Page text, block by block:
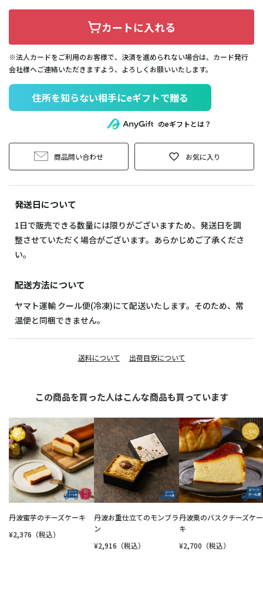
カートに入れる
※法人カードをご利用のお客様で、決済を進められない場合は、カード発行
会社様へご連絡いただきますよう、よろしくお願いいたします。
住所を知らない相手にeギフトで贈る
のeギフトとは？
商品問い合わせ お気に入り
発送日について
1日で販売できる数量には限りがございますため、発送日を調
整させていただく場合がございます。あらかじめご了承くださ
い。
配送方法について
ヤマト運輸 クール便(冷凍)にて配送いたします。そのため、常
温便と同梱できません。
送料について 出荷目安について
この商品を買った人はこんな商品も買っています
丹波蜜芋のチーズケーキ
¥2,376（税込）
丹波お重仕立てのモンブラ
ン
¥2,916（税込）
丹波栗のバスクチーズケー
キ
¥2,700（税込）